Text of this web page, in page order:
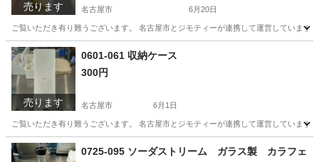
売ります 名古屋市 6月20日
ご覧いただき有り難うございます。 名古屋市とジモティーが連携して運営してい
愛知 名古屋市 リユース
売ります
0601-061 収納ケース
300円
名古屋市 6月1日
ご覧いただき有り難うございます。 名古屋市とジモティーが連携して運営してい
愛知 名古屋市 リユース
0725-095 ソーダストリーム ガラス製 カラフェ